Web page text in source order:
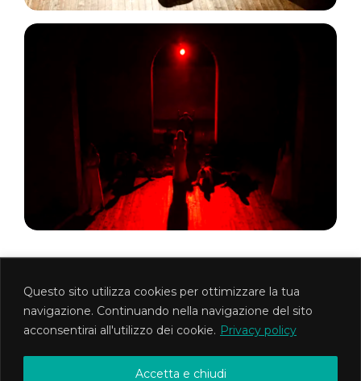
Questo sito utilizza cookies per ottimizzare la tua
navigazione. Continuando nella navigazione del sito
acconsentirai all'utilizzo dei cookie. Privacy policy
Accetta e chiudi
MetisTeatro Associazione Culturale
Via Foligno 1d - Roma PI 12745621008 CF
97569090588
Copyright ©2020 MetisTeatro